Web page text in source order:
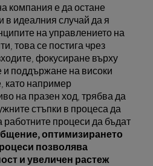
компания е да остане
в идеалния случай да я
на управлението на
това се постига чрез
фокусиране върху
и поддържане на високи
като например
на празен ход, трябва да
стъпки в процеса да
процеси да бъдат
оптимизирането
позволява
и увеличен растеж